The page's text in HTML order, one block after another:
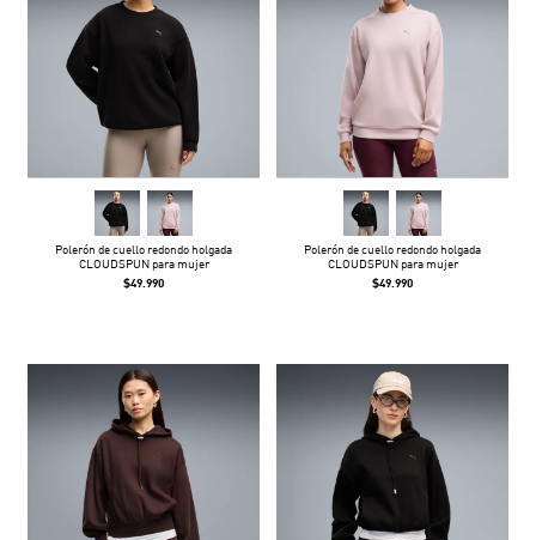
Polerón de cuello redondo holgada
CLOUDSPUN para mujer
$49.990
Polerón de cuello redondo holgada
CLOUDSPUN para mujer
$49.990